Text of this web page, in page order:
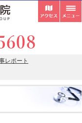
レポート
市清田区の内科・クリニックな
も対応している鈴木内科医院
受付
レポート